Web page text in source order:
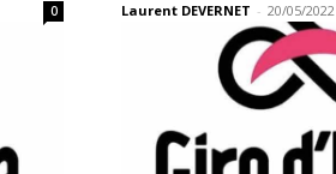
0 Laurent DEVERNET - 20/05/2022